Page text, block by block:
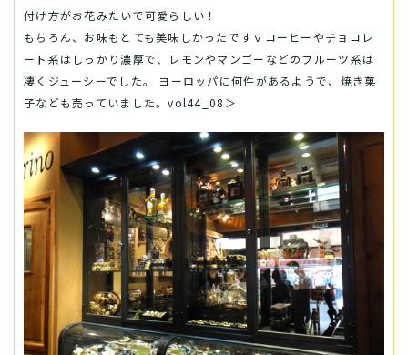
付け方がお花みたいで可愛らしい！
もちろん、お味もとても美味しかったですｖコーヒーやチョコレ
ート系はしっかり濃厚で、レモンやマンゴーなどのフルーツ系は
凄くジューシーでした。 ヨーロッパに何件があるようで、焼き菓
子なども売っていました。vol44_08＞